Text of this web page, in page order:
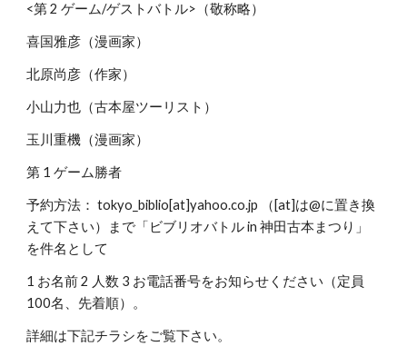
<第 2 ゲーム/ゲストバトル>（敬称略）
喜国雅彦（漫画家）
北原尚彦（作家）
小山力也（古本屋ツーリスト）
玉川重機（漫画家）
第 1 ゲーム勝者
予約方法： tokyo_biblio[at]yahoo.co.jp （[at]は@に置き換
えて下さい）まで「ビブリオバトル in 神田古本まつり」
を件名として
1 お名前 2 人数 3 お電話番号をお知らせください（定員
100名、先着順）。
詳細は下記チラシをご覧下さい。